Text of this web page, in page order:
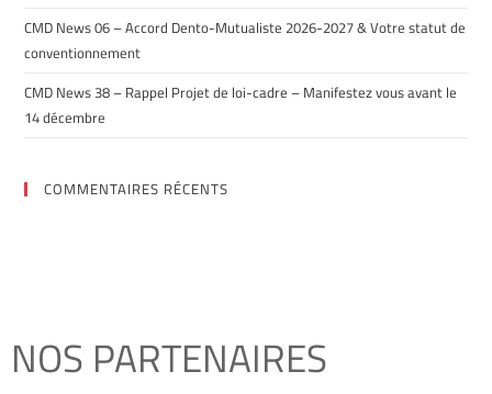
CMD News 06 – Accord Dento-Mutualiste 2026-2027 & Votre statut de
conventionnement
CMD News 38 – Rappel Projet de loi-cadre – Manifestez vous avant le
14 décembre
COMMENTAIRES RÉCENTS
NOS PARTENAIRES